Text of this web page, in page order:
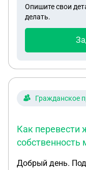
Опишите свои
делать.
Гражданское
Как перевести
собственность
Добрый день.